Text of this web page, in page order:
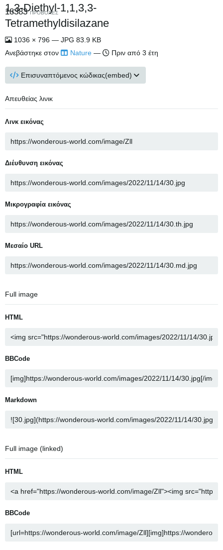
1,3-Diethyl-1,1,3,3-
Tetramethyldisilazane
18383ΠΡΟΒΟΛΈΣ
1036 × 796 — JPG 83.9 KB
Ανεβάστηκε στον
Nature — Πριν από 3 έτη
Επισυναπτόμενος κώδικας(embed)
Απευθείας λινικ
Λινκ εικόνας
Διέυθυνση εικόνας
Μικρογραφία εικόνας
Μεσαίο URL
Full image
HTML
BBCode
Markdown
Full image (linked)
HTML
BBCode